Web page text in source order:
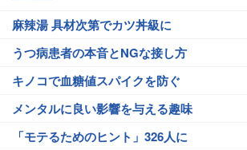
麻辣湯 具材次第でカツ丼級に
うつ病患者の本音とNGな接し方
キノコで血糖値スパイクを防ぐ
メンタルに良い影響を与える趣味
「モテるためのヒント」326人に